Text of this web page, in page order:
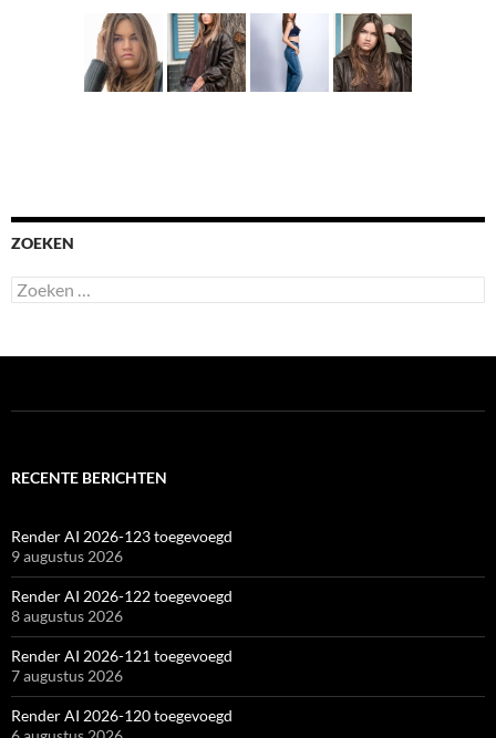
ZOEKEN
Zoeken
naar:
RECENTE BERICHTEN
Render AI 2026-123 toegevoegd
9 augustus 2026
Render AI 2026-122 toegevoegd
8 augustus 2026
Render AI 2026-121 toegevoegd
7 augustus 2026
Render AI 2026-120 toegevoegd